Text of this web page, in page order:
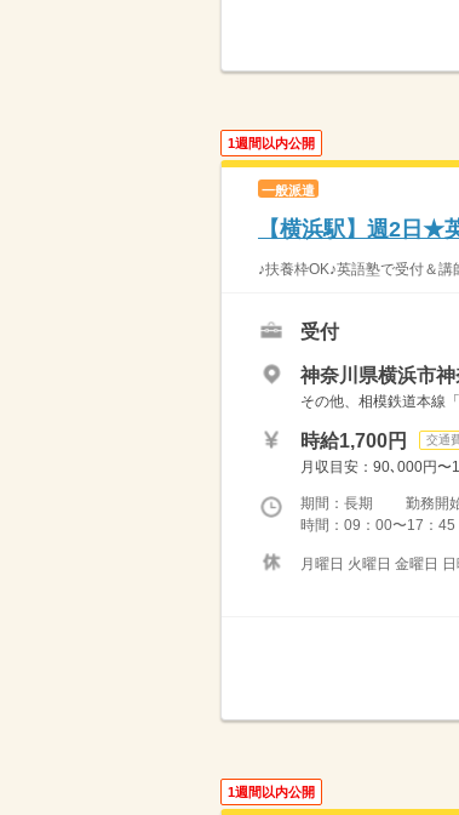
1週間以内公開
一般派遣
【横浜駅】週2日★
♪扶養枠OK♪英語塾で受付＆
受付
神奈川県横浜市神
その他、相模鉄道本線
時給1,700円 交通
月収目安：90､000円〜
期間：長期 勤務開始
時間：09：00〜17：
月曜日 火曜日 金曜日 日
1週間以内公開